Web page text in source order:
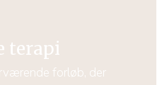
terapi
forløb, der